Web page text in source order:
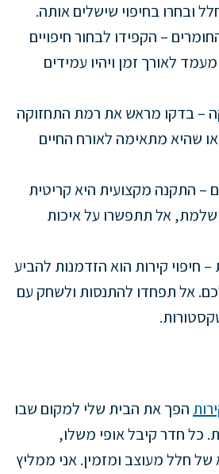
ובחרו בחיפוי שישלים אותה.
– הקפידו לבחור חיפויים
מעמד לאורך זמן ויהיו עמידים
– בדקו מראש את רמת התחזוקה
שהיא מתאימה לאורח החיים
– התקנה מקצועית היא קריטית
אל תתפשרו על איכות
– חיפוי קירות הוא הזדמנות להביע
אל תפחדו להתנסות ולשחק עם
הפך את הבית שלי למקום שבו
כל חדר קיבל אופי משלו,
חלל מעוצב ומזמין. אני ממליץ